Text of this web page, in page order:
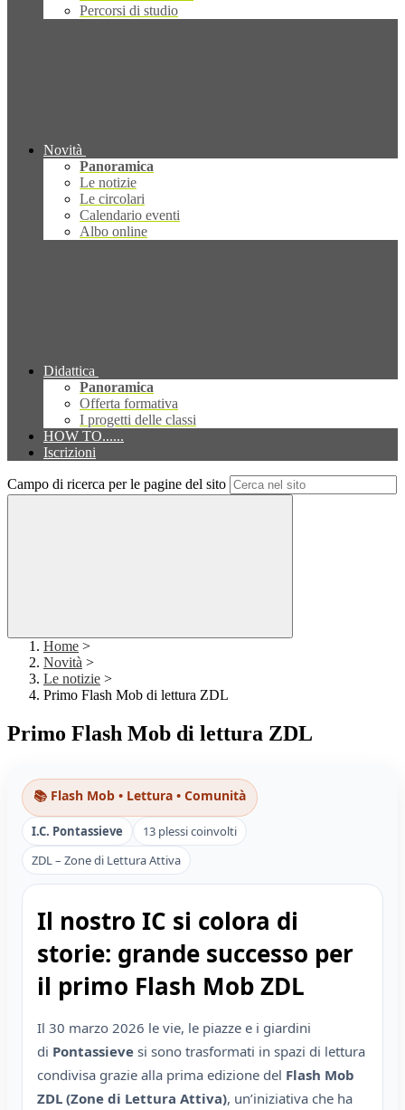
Percorsi di studio
Novità
Panoramica
Le notizie
Le circolari
Calendario eventi
Albo online
Didattica
Panoramica
Offerta formativa
I progetti delle classi
HOW TO......
Iscrizioni
Campo di ricerca per le pagine del sito
Home >
Novità >
Le notizie >
Primo Flash Mob di lettura ZDL
Primo Flash Mob di lettura ZDL
📚 Flash Mob • Lettura • Comunità
I.C. Pontassieve
13 plessi coinvolti
ZDL – Zone di Lettura Attiva
Il nostro IC si colora di
storie: grande successo per
il primo Flash Mob ZDL
Il 30 marzo 2026 le vie, le piazze e i giardini
di Pontassieve si sono trasformati in spazi di lettura
condivisa grazie alla prima edizione del Flash Mob
ZDL (Zone di Lettura Attiva), un’iniziativa che ha